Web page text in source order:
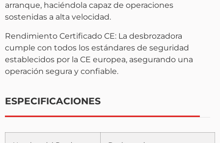
arranque, haciéndola capaz de operaciones
sostenidas a alta velocidad.
Rendimiento Certificado CE: La desbrozadora
cumple con todos los estándares de seguridad
establecidos por la CE europea, asegurando una
operación segura y confiable.
ESPECIFICACIONES